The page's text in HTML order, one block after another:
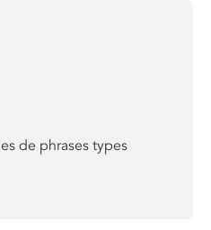
de phrases types